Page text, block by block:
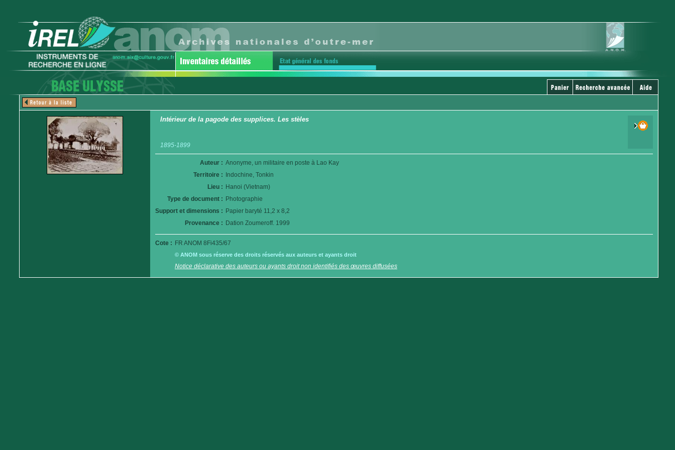
Intérieur de la pagode des supplices. Les stèles
1895-1899
Auteur : Anonyme, un militaire en poste à Lao Kay
Territoire :
Indochine, Tonkin
Lieu : Hanoi (Vietnam)
Type de document : Photographie
Support et dimensions : Papier baryté 11,2 x 8,2
Provenance : Dation Zoumeroff. 1999
Cote : FR ANOM 8Fi435/67
© ANOM sous réserve des droits réservés aux auteurs et ayants droit
Notice déclarative des auteurs ou ayants droit non identifiés des œuvres diffusées